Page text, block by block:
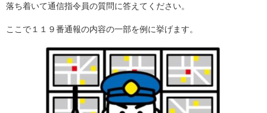
落ち着いて通信指令員の質問に答えてください。
ここで１１９番通報の内容の一部を例に挙げます。